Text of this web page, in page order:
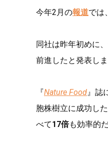
今年2月の報道では、
同社は昨年初めに
前進したと発表しま
『Nature Food』誌
胞株樹立に成功し
べて17倍も効率的